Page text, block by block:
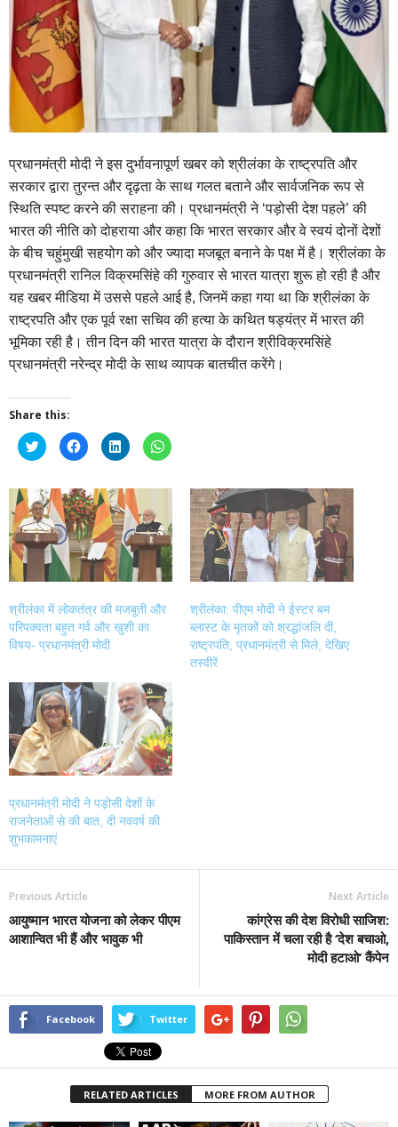
प्रधानमंत्री मोदी ने इस दुर्भावनापूर्ण खबर को श्रीलंका के राष्ट्रपति और
सरकार द्वारा तुरन्त और दृढ़ता के साथ गलत बताने और सार्वजनिक रूप से
स्थिति स्पष्ट करने की सराहना की। प्रधानमंत्री ने ‘पड़ोसी देश पहले’ की
भारत की नीति को दोहराया और कहा कि भारत सरकार और वे स्वयं दोनों देशों
के बीच चहुंमुखी सहयोग को और ज्यादा मजबूत बनाने के पक्ष में है। श्रीलंका के
प्रधानमंत्री रानिल विक्रमसिंहे की गुरुवार से भारत यात्रा शुरू हो रही है और
यह खबर मीडिया में उससे पहले आई है, जिनमें कहा गया था कि श्रीलंका के
राष्ट्रपति और एक पूर्व रक्षा सचिव की हत्या के कथित षड्यंत्र में भारत की
भूमिका रही है। तीन दिन की भारत यात्रा के दौरान श्रीविक्रमसिंहे
प्रधानमंत्री नरेन्द्र मोदी के साथ व्यापक बातचीत करेंगे।
Share this:
Click
to
share
Twitter
(Opens
in
new
window)
Click
to
share
Facebook
(Opens
in
new
window)
Click
to
share
LinkedIn
(Opens
in
new
window)
Click
to
WhatsApp
(Opens
window)
श्रीलंका में लोकतंत्र की मजबूती और
परिपक्वता बहुत गर्व और खुशी का
विषय- प्रधानमंत्री मोदी
श्रीलंका: पीएम मोदी ने ईस्टर बम
ब्लास्ट के मृतकों को श्रद्धांजलि दी,
राष्ट्रपति, प्रधानमंत्री से मिले, देखिए
तस्वीरें
प्रधानमंत्री मोदी ने पड़ोसी देशों के
राजनेताओं से की बात, दी नववर्ष की
शुभकामनाएं
Previous Article
आयुष्मान भारत योजना को लेकर पीएम
आशान्वित भी हैं और भावुक भी
Next Article
कांग्रेस की देश विरोधी साजिश:
पाकिस्तान में चला रही है ‘देश बचाओ,
मोदी हटाओ’ कैंपेन
Facebook Twitter
RELATED ARTICLES MORE FROM AUTHOR